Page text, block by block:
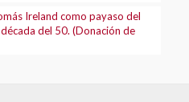
Ireland como payaso del
del 50. (Donación de